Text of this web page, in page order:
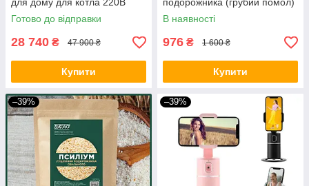
для дому для котла 220В
Генератор для квартири BIO
Готово до відправки
28 740 ₴ 47 900 ₴
Купити
подорожника (грубий помол)
1500 грам
В наявності
976 ₴ 1 600 ₴
Купити
–39% –39%